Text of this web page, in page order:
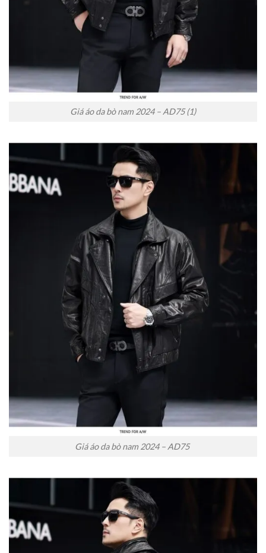
Giá áo da bò nam 2024 – AD75 (1)
Giá áo da bò nam 2024 – AD75